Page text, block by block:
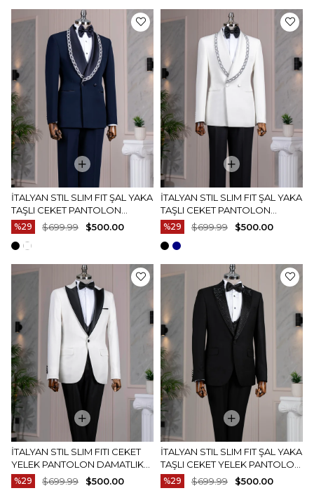
İTALYAN STIL SLIM FIT ŞAL YAKA
TAŞLI CEKET PANTOLON
DAMATLIK SET LACIVERT
T14549
%29 $500.00
$699.99
İTALYAN STIL SLIM FIT ŞAL YAKA
TAŞLI CEKET PANTOLON
DAMATLIK SET BEYAZ T14550
%29 $500.00
$699.99
İTALYAN STIL SLIM FITI CEKET
YELEK PANTOLON DAMATLIK
SET BEYAZ T14538
%29 $500.00
$699.99
İTALYAN STIL SLIM FIT ŞAL YAKA
TAŞLI CEKET YELEK PANTOLON
DAMATLIK SET SIYAH T14529
%29 $500.00
$699.99